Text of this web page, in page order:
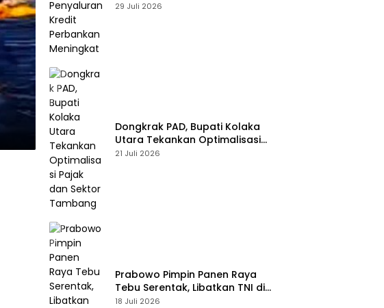
Perbankan Meningkat
29 Juli 2026
Dongkrak PAD, Bupati Kolaka
Utara Tekankan Optimalisasi
Pajak dan Sektor Tambang
21 Juli 2026
Prabowo Pimpin Panen Raya
Tebu Serentak, Libatkan TNI di
43 Titik Indonesia
18 Juli 2026